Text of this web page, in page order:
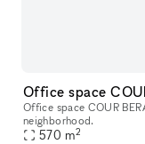
Office space
Office space COUR
neighborhood.
570 m2